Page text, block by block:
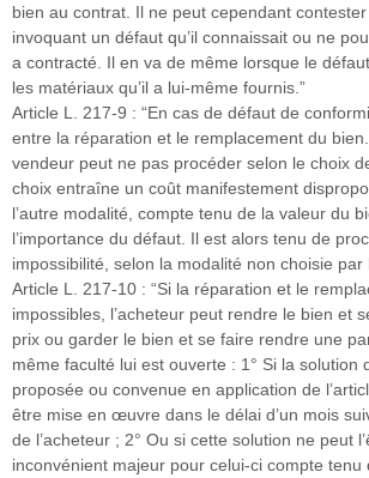
bien au contrat. Il ne peut cependant
invoquant un défaut qu’il connaissait ou ne
a contracté. Il en va de même lorsque le
les matériaux qu’il a lui-même fournis.”
Article L. 217-9 : “En cas de défaut de
entre la réparation et le remplacement du
vendeur peut ne pas procéder selon le choix
choix entraîne un coût manifestement
l’autre modalité, compte tenu de la valeur du
l’importance du défaut. Il est alors tenu de
impossibilité, selon la modalité non choisie par
Article L. 217-10 : “Si la réparation et le
impossibles, l’acheteur peut rendre le bien et
prix ou garder le bien et se faire rendre une
même faculté lui est ouverte : 1° Si la solution
proposée ou convenue en application de
être mise en œuvre dans le délai d’un mois
de l’acheteur ; 2° Ou si cette solution ne peut
inconvénient majeur pour celui-ci compte tenu